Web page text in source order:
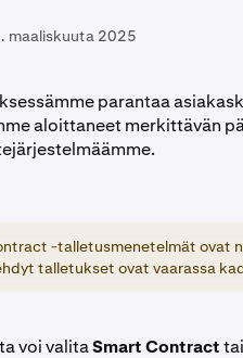
maaliskuuta 2025
parantaa
aloittaneet merkittävän
-talletusmenetelmät ovat
talletukset ovat vaarassa
voi valitaSmart Contracttai